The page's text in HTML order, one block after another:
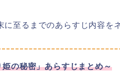
に至るまでのあらすじ内容を
姫の秘密」あらすじまとめ～